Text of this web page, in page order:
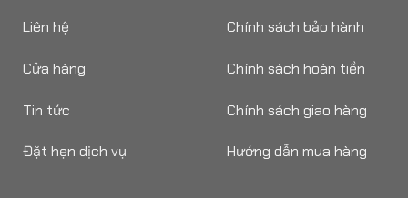
Liên hệ
Cửa hàng
Tin tức
Đặt hẹn dịch vụ
Chính sách bảo hành
Chính sách hoàn tiền
Chính sách giao hàng
Hướng dẫn mua hàng